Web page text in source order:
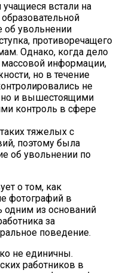
учащиеся встали на
об увольнении
противоречащего
Однако, когда дело
массовой информации,
но в течение
не
и вышестоящими
контроль в сфере
тяжелых с
поэтому была
об увольнении по
о том, как
фотографий в
одним из оснований
за
поведение.
не единичны.
работников в